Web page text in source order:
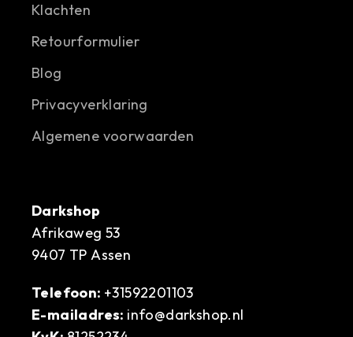
Klachten
Retourformulier
Blog
Privacyverklaring
Algemene voorwaarden
Darkshop
Afrikaweg 53
9407 TP Assen
Telefoon: +31592201103
E-mailadres: info@darkshop.nl